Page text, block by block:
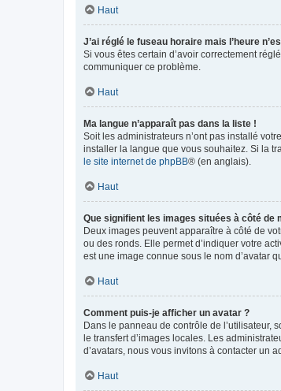
Haut
J’ai réglé le fuseau horaire mais l’heure
Si vous êtes certain d’avoir correctement
communiquer ce problème.
Haut
Ma langue n’apparaît pas dans la liste !
Soit les administrateurs n’ont pas installé
installer la langue que vous souhaitez. Si la
le site internet de phpBB® (en anglais).
Haut
Que signifient les images situées à côté de
Deux images peuvent apparaître à côté de
ou des ronds. Elle permet d’indiquer votre
est une image connue sous le nom d’avatar
Haut
Comment puis-je afficher un avatar ?
Dans le panneau de contrôle de l’utilisateur,
le transfert d’images locales. Les
d’avatars, nous vous invitons à contacter un
Haut